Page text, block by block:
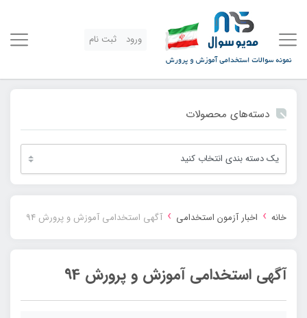
ورود ثبت نام
دسته‌های محصولات
خانه › اخبار آزمون استخدامی › آگهی استخدامی آموزش و پرورش 94
آگهی استخدامی آموزش و پرورش 94